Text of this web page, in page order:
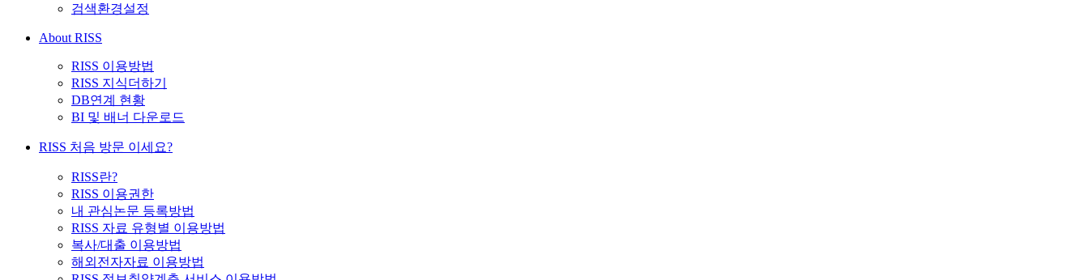
검색환경설정
About RISS
RISS 이용방법
RISS 지식더하기
DB연계 현황
BI 및 배너 다운로드
RISS 처음 방문 이세요?
RISS란?
RISS 이용권한
내 관심논문 등록방법
RISS 자료 유형별 이용방법
복사/대출 이용방법
해외전자자료 이용방법